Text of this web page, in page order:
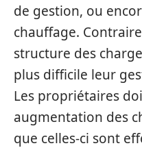
de gestion, ou
chauffage.
structure des
plus difficile leur
Les propriétaires
augmentation des
que celles-ci sont